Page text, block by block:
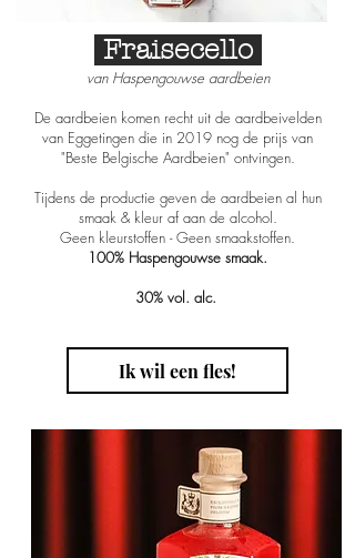
Fraisecello
van Haspengouwse aardbeien
De aardbeien komen recht uit de aardbeivelden
van Eggetingen die in 2019 nog de prijs van
"Beste Belgische Aardbeien" ontvingen.
Tijdens de productie geven de aardbeien al hun
smaak & kleur af aan de alcohol.
Geen kleurstoffen - Geen smaakstoffen.
100% Haspengouwse smaak.
30% vol. alc.
Ik wil een fles!